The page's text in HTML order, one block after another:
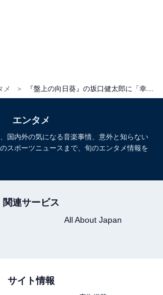
メ 『盤上の向日葵』の坂口健太郎に「幸せになってくれ…！」と願わずにはいられない理由を全力解説
回の映画で「どうしても撮りたか
るシーンで上条桂介が涙を流す
心が勝手に泣き始めて流れる涙で
考えていたのだとか。
には「希望」と「絶望」という、
エンタメ
国内外の気になる音楽事情、意外と知らない
スポーツニュースまで、旬のエンタメ情報を
関連サービス
All About Japan
サイト情報